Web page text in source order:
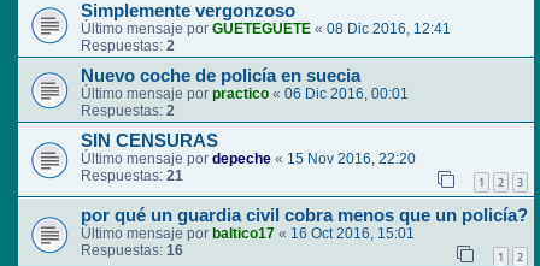
Simplemente vergonzoso
Último mensaje por GUETEGUETE « 08 Dic 2016, 12:41
Respuestas: 2
Nuevo coche de policía en suecia
Último mensaje por practico « 06 Dic 2016, 00:01
Respuestas: 2
SIN CENSURAS
Último mensaje por depeche « 15 Nov 2016, 22:20
Respuestas: 21 1 2 3
por qué un guardia civil cobra menos que un policía?
Último mensaje por baltico17 « 16 Oct 2016, 15:01
Respuestas: 16 1 2